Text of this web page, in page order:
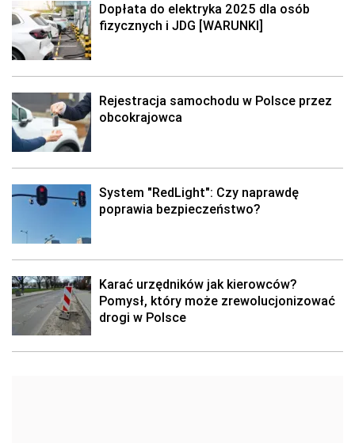
Dopłata do elektryka 2025 dla osób
fizycznych i JDG [WARUNKI]
Rejestracja samochodu w Polsce przez
obcokrajowca
System "RedLight": Czy naprawdę
poprawia bezpieczeństwo?
Karać urzędników jak kierowców?
Pomysł, który może zrewolucjonizować
drogi w Polsce